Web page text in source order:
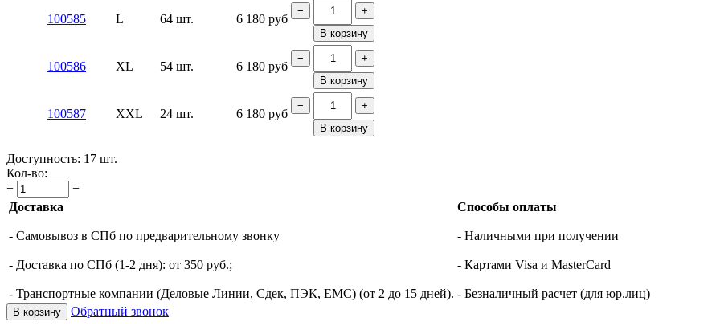
100585 L 64 шт. 6 180 руб
−
+
В корзину
100586 XL 54 шт. 6 180 руб
−
+
В корзину
100587 XXL 24 шт. 6 180 руб
−
+
В корзину
Доступность: 17 шт.
Кол-во:
+
−
Доставка
- Самовывоз в СПб по предварительному звонку
- Доставка по СПб (1-2 дня): от 350 руб.;
- Транспортные компании (Деловые Линии, Сдек, ПЭК, ЕМС) (от 2 до 15 дней).
Способы оплаты
- Наличными при получении
- Картами Visa и MasterCard
- Безналичный расчет (для юр.лиц)
В корзину Обратный звонок